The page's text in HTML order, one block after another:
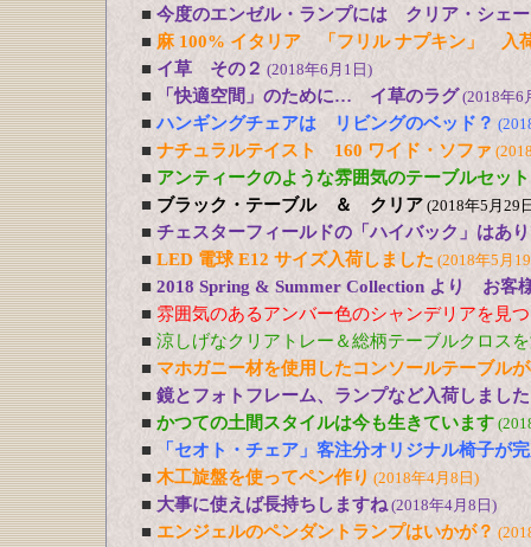
■ 今度のエンゼル・ランプには クリア・シェ
■ 麻 100% イタリア 「フリル ナプキン」 入
■ イ草 その２ (2018年6月1日)
■ 「快適空間」のために… イ草のラグ (2018年6
■ ハンギングチェアは リビングのベッド？
■ ナチュラルテイスト 160 ワイド・ソファ
■ アンティークのような雰囲気のテーブルセット
■ ブラック・テーブル ＆ クリア (2018年5月29
■ チェスターフィールドの「ハイバック」はあ
■ LED 電球 E12 サイズ入荷しました (2018年5月
■ 2018 Spring & Summer Collection より お客
■ 雰囲気のあるアンバー色のシャンデリアを見
■ 涼しげなクリアトレー＆総柄テーブルクロス
■ マホガニー材を使用したコンソールテーブル
■ 鏡とフォトフレーム、ランプなど入荷しました
■ かつての土間スタイルは今も生きています
■
「セオト・チェア」客注分オリジナル椅子が
■ 木工旋盤を使ってペン作り (2018年4月8日)
■ 大事に使えば長持ちしますね(2018年4月8日)
■ エンジェルのペンダントランプはいかが？